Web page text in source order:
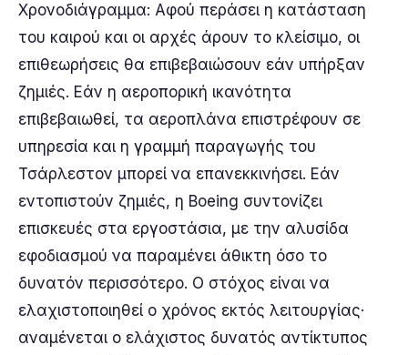
Χρονοδιάγραμμα: Αφού περάσει η κατάσταση
του καιρού και οι αρχές άρουν το κλείσιμο, οι
επιθεωρήσεις θα επιβεβαιώσουν εάν υπήρξαν
ζημιές. Εάν η αεροπορική ικανότητα
επιβεβαιωθεί, τα αεροπλάνα επιστρέφουν σε
υπηρεσία και η γραμμή παραγωγής του
Τσάρλεστον μπορεί να επανεκκινήσει. Εάν
εντοπιστούν ζημιές, η Boeing συντονίζει
επισκευές στα εργοστάσια, με την αλυσίδα
εφοδιασμού να παραμένει άθικτη όσο το
δυνατόν περισσότερο. Ο στόχος είναι να
ελαχιστοποιηθεί ο χρόνος εκτός λειτουργίας·
αναμένεται ο ελάχιστος δυνατός αντίκτυπος